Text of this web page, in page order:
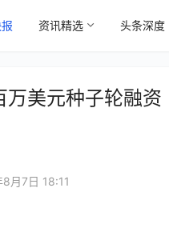
资讯精选 头条深度
万美元种子轮融资
月7日 18:11